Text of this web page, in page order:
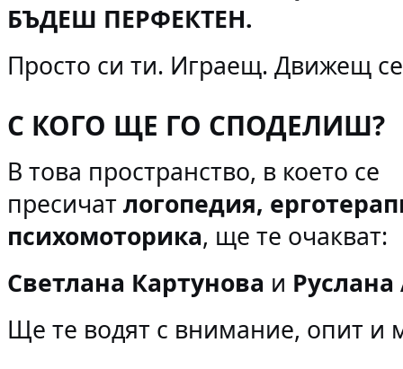
БЪДЕШ ПЕРФЕКТЕН.
Просто си ти. Играещ. Движещ
С КОГО ЩЕ ГО СПОДЕЛИШ?
В това пространство, в което се
пресичатлогопедия,
психомоторика, ще те очакват:
Светлана Картунова и Руслана
Ще те водят с внимание, опит и